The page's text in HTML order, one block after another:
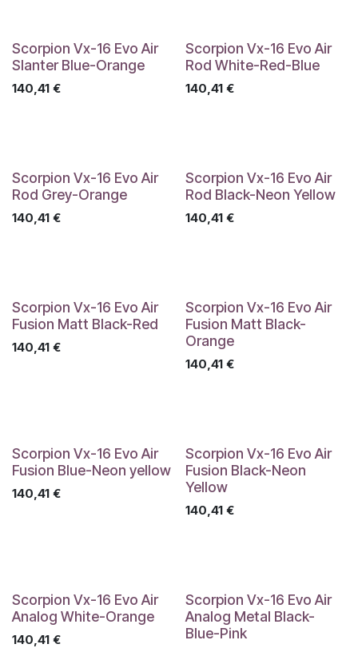
Scorpion Vx-16 Evo Air
Slanter Blue-Orange
140,41 €
Scorpion Vx-16 Evo Air
Rod White-Red-Blue
140,41€
Scorpion Vx-16 Evo Air
Rod Grey-Orange
140,41 €
Scorpion Vx-16 Evo Air
Rod Black-Neon Yellow
140,41€
Scorpion Vx-16 Evo Air
Fusion Matt Black-Red
140,41 €
Scorpion Vx-16 Evo Air
Fusion Matt Black-
Orange
140,41€
Scorpion Vx-16 Evo Air
Fusion Blue-Neon yellow
140,41 €
Scorpion Vx-16 Evo Air
Fusion Black-Neon
Yellow
140,41€
Scorpion Vx-16 Evo Air
Analog White-Orange
140,41 €
Scorpion Vx-16 Evo Air
Analog Metal Black-
Blue-Pink